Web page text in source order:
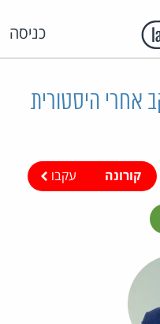
כניסה
אחרי היסטורית
קורונה עקבו